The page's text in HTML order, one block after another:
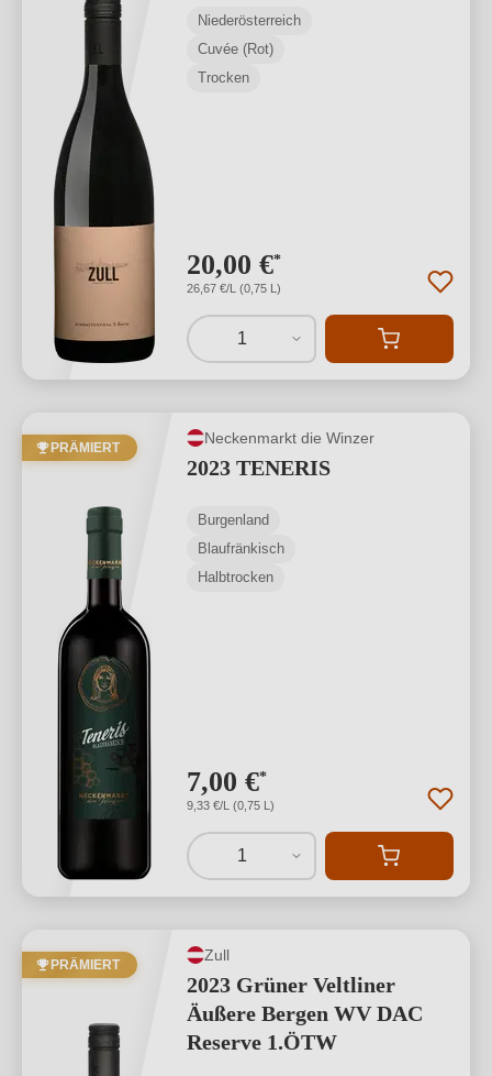
Niederösterreich
Cuvée (Rot)
Trocken
20,00 €*
26,67 €/L (0,75 L)
1
PRÄMIERT
Neckenmarkt die Winzer
2023 TENERIS
Burgenland
Blaufränkisch
Halbtrocken
7,00 €*
9,33 €/L (0,75 L)
1
PRÄMIERT
Zull
2023 Grüner Veltliner
Äußere Bergen WV DAC
Reserve 1.ÖTW